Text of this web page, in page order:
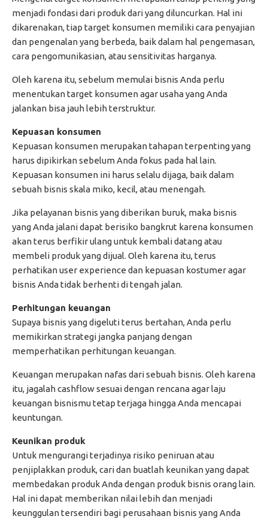
menjadi fondasi dari produk dari yang diluncurkan. Hal ini
dikarenakan, tiap target konsumen memiliki cara penyajian
dan pengenalan yang berbeda, baik dalam hal pengemasan,
cara pengomunikasian, atau sensitivitas harganya.
Oleh karena itu, sebelum memulai bisnis Anda perlu
menentukan target konsumen agar usaha yang Anda
jalankan bisa jauh lebih terstruktur.
Kepuasan konsumen
Kepuasan konsumen merupakan tahapan terpenting yang
harus dipikirkan sebelum Anda fokus pada hal lain.
Kepuasan konsumen ini harus selalu dijaga, baik dalam
sebuah bisnis skala miko, kecil, atau menengah.
Jika pelayanan bisnis yang diberikan buruk, maka bisnis
yang Anda jalani dapat berisiko bangkrut karena konsumen
akan terus berfikir ulang untuk kembali datang atau
membeli produk yang dijual. Oleh karena itu, terus
perhatikan user experience dan kepuasan kostumer agar
bisnis Anda tidak berhenti di tengah jalan.
Perhitungan keuangan
Supaya bisnis yang digeluti terus bertahan, Anda perlu
memikirkan strategi jangka panjang dengan
memperhatikan perhitungan keuangan.
Keuangan merupakan nafas dari sebuah bisnis. Oleh karena
itu, jagalah cashflow sesuai dengan rencana agar laju
keuangan bisnismu tetap terjaga hingga Anda mencapai
keuntungan.
Keunikan produk
Untuk mengurangi terjadinya risiko peniruan atau
penjiplakkan produk, cari dan buatlah keunikan yang dapat
membedakan produk Anda dengan produk bisnis orang lain.
Hal ini dapat memberikan nilai lebih dan menjadi
keunggulan tersendiri bagi perusahaan bisnis yang Anda